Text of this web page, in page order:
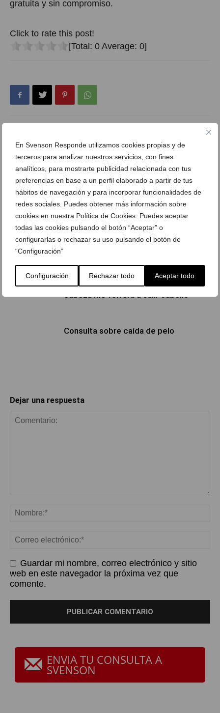
En Svenson Responde utilizamos cookies propias y de
terceros para analizar nuestros servicios, con fines
analíticos, para mostrarte publicidad relacionada con tus
preferencias en base a un perfil elaborado a partir de tus
hábitos de navegación y para incorporar funcionalidades de
redes sociales. Puedes obtener más información sobre
cookies en nuestra Política de Cookies. Puedes aceptar
todas las cookies pulsando el botón “Aceptar” o
configurarlas o rechazar su uso pulsando el botón de
“Configuración”
Configuración Rechazar todo Aceptar todo
gratuita y sin compromiso.
Click to rate this post!
[Total: 0 Average: 0]
Consulta anterior
¿Cuanto me costaría un
tratamiento contra la grasa
Consulta siguiente
¿Ponen cejas permanentes?
¿Vuelve a salir pelo en una cicatriz en
Cómo saber si en una cicatriz en la
cabeza me volverá a salir cabello
Consulta sobre caída de pelo
Dejar una respuesta
Guardar mi nombre, correo electrónico y sitio
web en este navegador la próxima vez que
comente.
ENVIA TU CONSULTA A
SVENSON